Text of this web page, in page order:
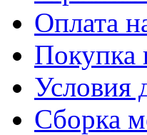
Оплата
Покупка
Условия
Сборка